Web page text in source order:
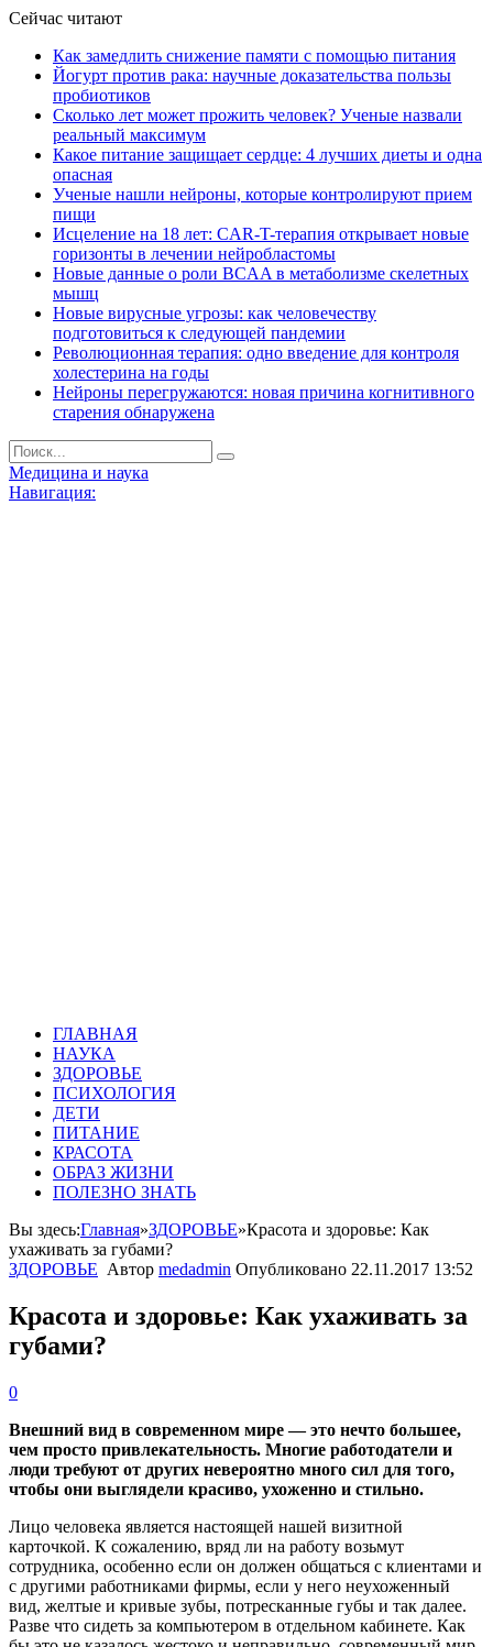
Сейчас читают
Как замедлить снижение памяти с помощью питания
Йогурт против рака: научные доказательства пользы
пробиотиков
Сколько лет может прожить человек? Ученые назвали
реальный максимум
Какое питание защищает сердце: 4 лучших диеты и одна
опасная
Ученые нашли нейроны, которые контролируют прием
пищи
Исцеление на 18 лет: CAR-T-терапия открывает новые
горизонты в лечении нейробластомы
Новые данные о роли BCAA в метаболизме скелетных
мышц
Новые вирусные угрозы: как человечеству
подготовиться к следующей пандемии
Революционная терапия: одно введение для контроля
холестерина на годы
Нейроны перегружаются: новая причина когнитивного
старения обнаружена
Медицина и наука
Навигация:
ГЛАВНАЯ
НАУКА
ЗДОРОВЬЕ
ПСИХОЛОГИЯ
ДЕТИ
ПИТАНИЕ
КРАСОТА
ОБРАЗ ЖИЗНИ
ПОЛЕЗНО ЗНАТЬ
Вы здесь:Главная»ЗДОРОВЬЕ»Красота и здоровье: Как
ухаживать за губами?
ЗДОРОВЬЕ Автор medadmin Опубликовано 22.11.2017 13:52
Красота и здоровье: Как ухаживать за
губами?
0
Внешний вид в современном мире — это нечто большее,
чем просто привлекательность. Многие работодатели и
люди требуют от других невероятно много сил для того,
чтобы они выглядели красиво, ухоженно и стильно.
Лицо человека является настоящей нашей визитной
карточкой. К сожалению, вряд ли на работу возьмут
сотрудника, особенно если он должен общаться с клиентами и
с другими работниками фирмы, если у него неухоженный
вид, желтые и кривые зубы, потресканные губы и так далее.
Разве что сидеть за компьютером в отдельном кабинете. Как